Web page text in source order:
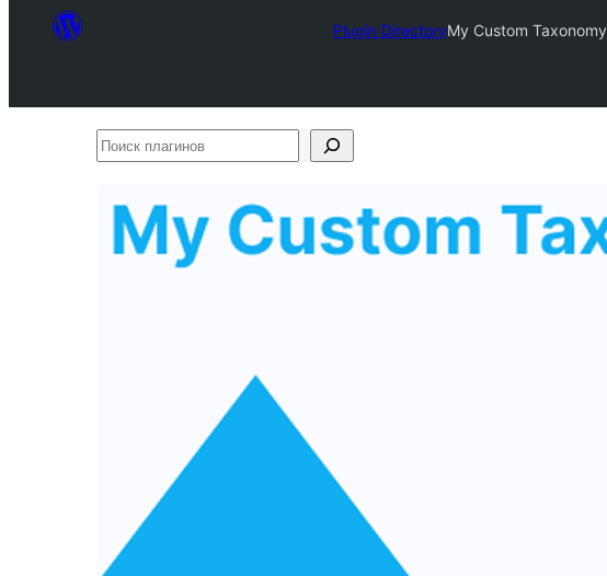
Plugin DirectoryMy Custom Taxonomy
Поиск